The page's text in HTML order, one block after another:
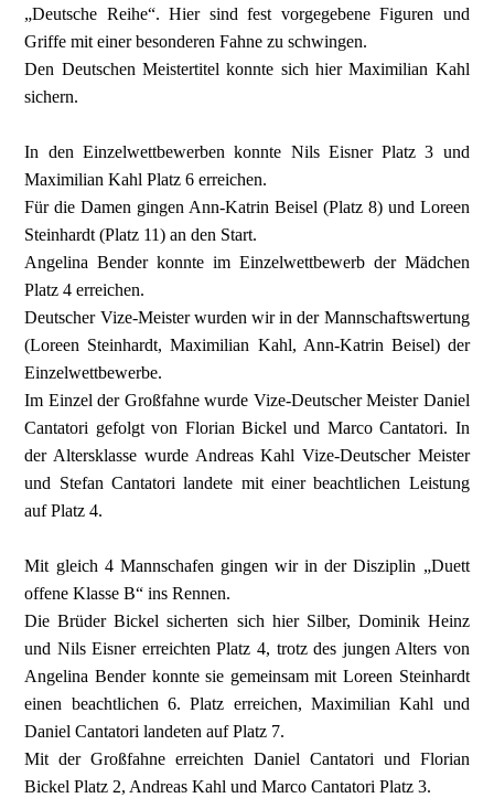
„Deutsche Reihe“. Hier sind fest vorgegebene Figuren und
Griffe mit einer besonderen Fahne zu schwingen.
Den Deutschen Meistertitel konnte sich hier Maximilian Kahl
sichern.
In den Einzelwettbewerben konnte Nils Eisner Platz 3 und
Maximilian Kahl Platz 6 erreichen.
Für die Damen gingen Ann-Katrin Beisel (Platz 8) und Loreen
Steinhardt (Platz 11) an den Start.
Angelina Bender konnte im Einzelwettbewerb der Mädchen
Platz 4 erreichen.
Deutscher Vize-Meister wurden wir in der Mannschaftswertung
(Loreen Steinhardt, Maximilian Kahl, Ann-Katrin Beisel) der
Einzelwettbewerbe.
Im Einzel der Großfahne wurde Vize-Deutscher Meister Daniel
Cantatori gefolgt von Florian Bickel und Marco Cantatori. In
der Altersklasse wurde Andreas Kahl Vize-Deutscher Meister
und Stefan Cantatori landete mit einer beachtlichen Leistung
auf Platz 4.
Mit gleich 4 Mannschafen gingen wir in der Disziplin „Duett
offene Klasse B“ ins Rennen.
Die Brüder Bickel sicherten sich hier Silber, Dominik Heinz
und Nils Eisner erreichten Platz 4, trotz des jungen Alters von
Angelina Bender konnte sie gemeinsam mit Loreen Steinhardt
einen beachtlichen 6. Platz erreichen, Maximilian Kahl und
Daniel Cantatori landeten auf Platz 7.
Mit der Großfahne erreichten Daniel Cantatori und Florian
Bickel Platz 2, Andreas Kahl und Marco Cantatori Platz 3.